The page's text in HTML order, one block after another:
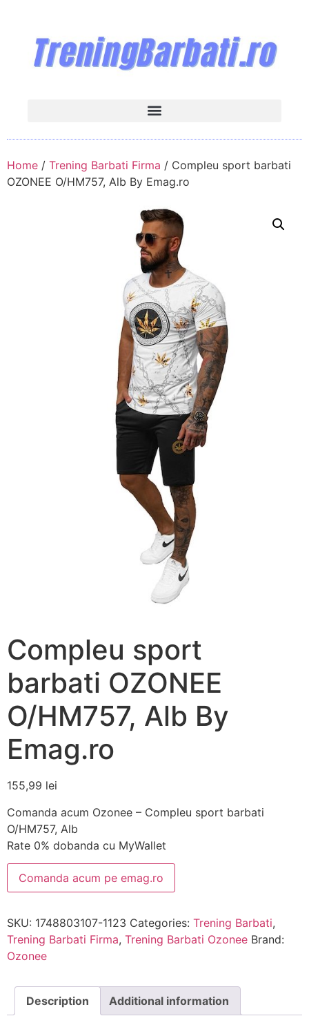
Home / Trening Barbati Firma / Compleu sport barbati
OZONEE O/HM757, Alb By Emag.ro
Compleu sport
barbati OZONEE
O/HM757, Alb By
Emag.ro
155,99 lei
Comanda acum Ozonee – Compleu sport barbati
O/HM757, Alb
Rate 0% dobanda cu MyWallet
Comanda acum pe emag.ro
SKU: 1748803107-1123 Categories: Trening Barbati,
Trening Barbati Firma, Trening Barbati Ozonee Brand:
Ozonee
Description Additional information